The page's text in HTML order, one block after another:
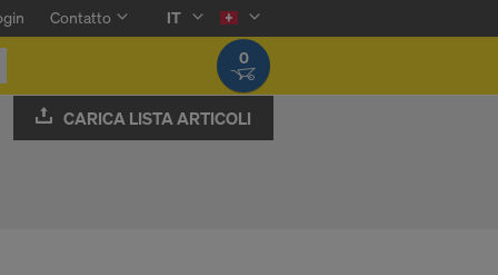
Contatto
IT
0
CARICA LISTA ARTICOLI